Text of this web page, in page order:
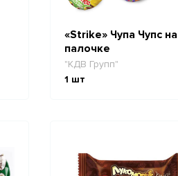
«Strike» Чупа Чупс на
палочке
"КДВ Групп"
1 шт